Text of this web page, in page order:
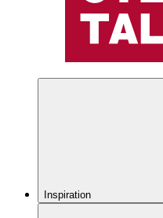
Inspiration